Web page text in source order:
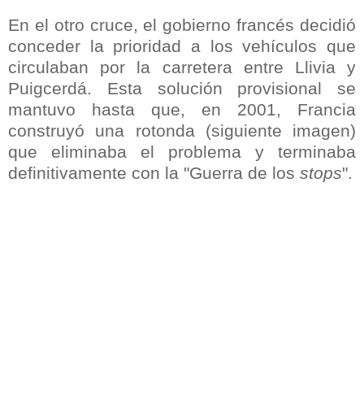
En el otro cruce, el gobierno francés decidió
conceder la prioridad a los vehículos que
circulaban por la carretera entre Llivia y
Puigcerdá. Esta solución provisional se
mantuvo hasta que, en 2001, Francia
construyó una rotonda (siguiente imagen)
que eliminaba el problema y terminaba
definitivamente con la "Guerra de los stops".